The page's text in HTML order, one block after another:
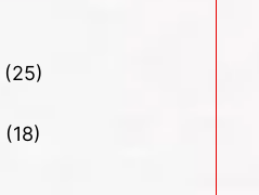
(25)
(18)